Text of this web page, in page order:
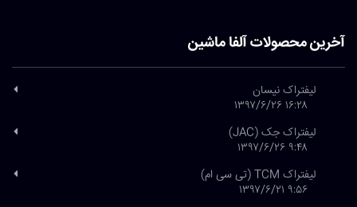
آخرین محصولات آلفا ماشین
لیفتراک نیسان
۱۶:۲۸ ۱۳۹۷/۶/۲۶
لیفتراک جک (JAC)
۹:۴۸ ۱۳۹۷/۶/۲۶
لیفتراک TCM (تی سی ام)
۹:۵۶ ۱۳۹۷/۶/۲۱